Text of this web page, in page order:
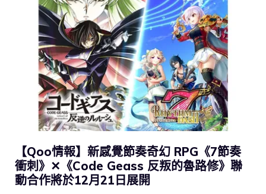
【Qoo情報】新感覺節奏奇幻 RPG《7節奏
衝刺》✕《Code Geass 反叛的魯路修》聯
動合作將於12月21日展開